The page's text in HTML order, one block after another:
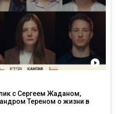
с Сергеем Жаданом,
Тереном о жизни в